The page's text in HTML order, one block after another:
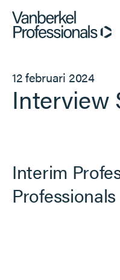
Professionals
Over ons
12 februari 2024
Interview
Interim
Professionals